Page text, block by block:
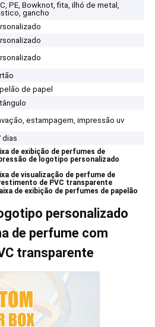
PE, Bowknot, fita, ilhó de metal,
gancho
de papel
estampagem, impressão uv
dias
de exibição de perfumes de
de logotipo personalizado
de visualização de perfume de
de PVC transparente
de exibição de perfumes de papelão
personalizado
de perfume com
transparente